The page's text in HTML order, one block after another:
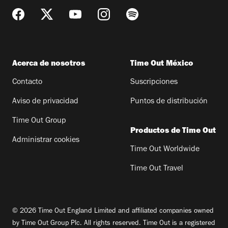
Acerca de nosotros
Contacto
Aviso de privacidad
Time Out Group
Administrar cookies
Time Out México
Suscripciones
Puntos de distribución
Productos de Time Out
Time Out Worldwide
Time Out Travel
© 2026 Time Out England Limited and affiliated companies owned
by Time Out Group Plc. All rights reserved. Time Out is a registered